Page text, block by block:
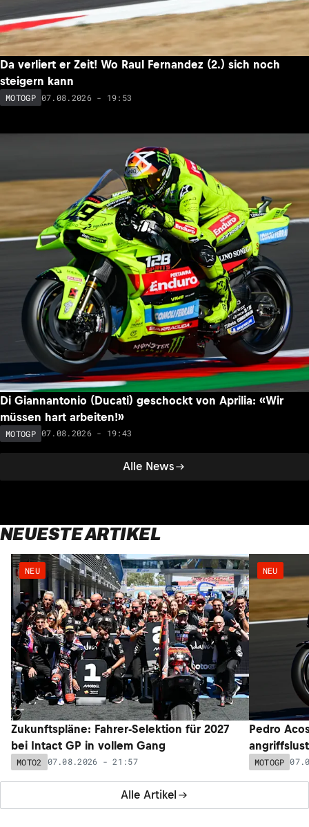
Alle News
Da verliert er Zeit! Wo Raul Fernandez (2.) sich noch
steigern kann
MOTOGP 07.08.2026 - 19:53
Di Giannantonio (Ducati) geschockt von Aprilia: «Wir
müssen hart arbeiten!»
MOTOGP 07.08.2026 - 19:43
NEUESTE ARTIKEL
Alle Artikel
NEU
Zukunftspläne: Fahrer-Selektion für 2027
bei Intact GP in vollem Gang
MOTO2 07.08.2026 - 21:57
NEU
Pedro
MOTOGP